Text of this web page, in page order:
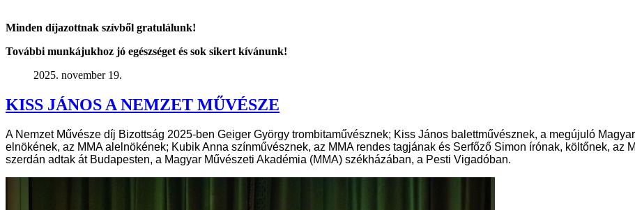
Minden díjazottnak szívből gratulálunk!
További munkájukhoz jó egészséget és sok sikert kívánunk!
2025. november 19.
KISS JÁNOS A NEMZET MŰVÉSZE
A Nemzet Művésze díj Bizottság 2025-ben Geiger György trombitaművésznek; Kiss János balettművésznek, a megújuló
elnökének, az MMA alelnökének; Kubik Anna színművésznek, az MMA rendes tagjának és Serfőző Simon írónak, költőnek, az
szerdán adtak át Budapesten, a Magyar Művészeti Akadémia (MMA) székházában, a Pesti Vigadóban.